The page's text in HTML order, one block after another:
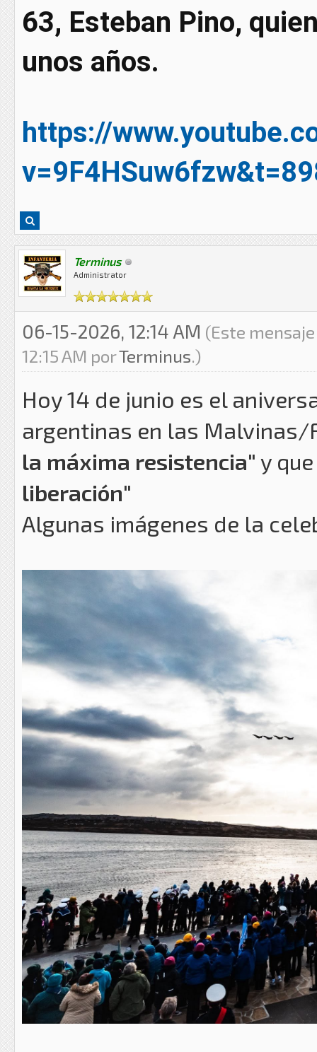
63, Esteban Pino,
unos años.
https://
Terminus
Administrator
06-15-2026, 12:14 AM (Este
12:15 AM porTerminus.)
Hoy 14 de junio es el
argentinas en las
la máxima resistencia" y
liberación"
Algunas imágenes de la